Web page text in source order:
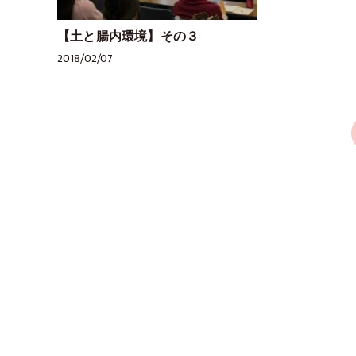
【土と腸内環境】その３
2018/02/07